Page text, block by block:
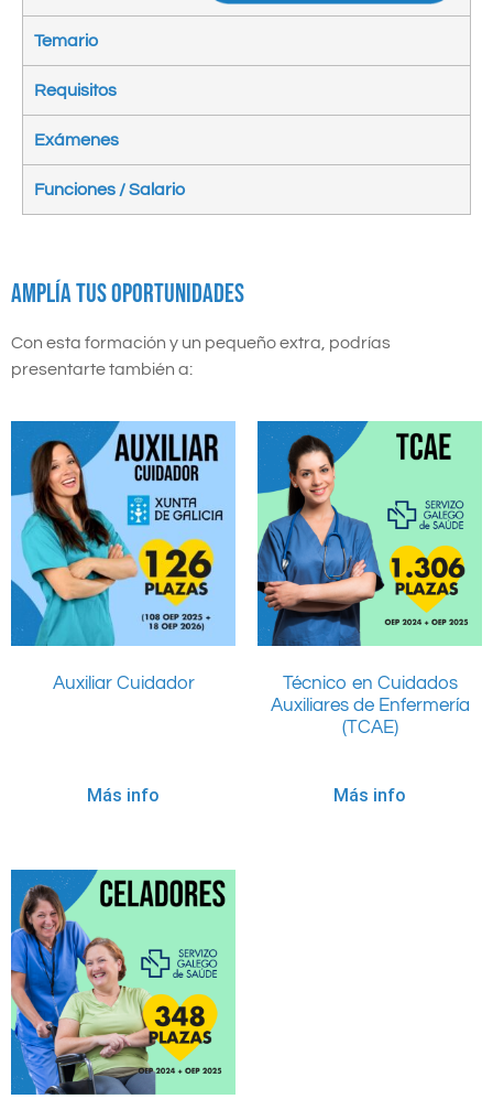
Temario
Requisitos
Exámenes
Funciones / Salario
AMPLÍA TUS OPORTUNIDADES
Con esta formación y un pequeño extra, podrías
presentarte también a:
Auxiliar Cuidador
Más info
Técnico en Cuidados
Auxiliares de Enfermería
(TCAE)
Más info